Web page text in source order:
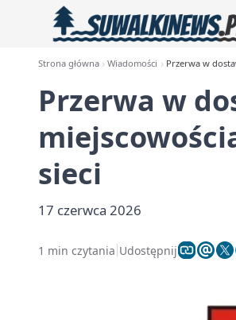
Strona główna Wiadomości Przerwa w
Przerwa w
sieci
17 czerwca 2026
1 min czytania Udostępnij